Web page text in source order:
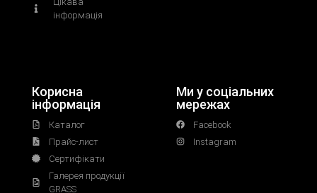
інформація
Корисна
інформація
Каталог
Прайс-лист
Сертифікати
Галерея продукції
GRASS
Ми у соціальних
мережах
Facebook
Instagram